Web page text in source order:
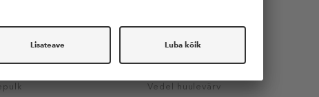
BOBBI BROWN
Vedel huulevärv